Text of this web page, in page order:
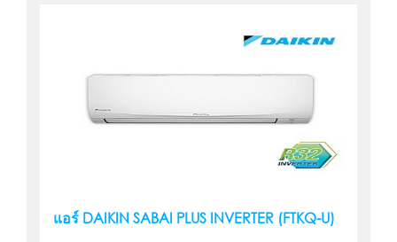
แอร์ DAIKIN SABAI PLUS INVERTER (FTKQ-U)